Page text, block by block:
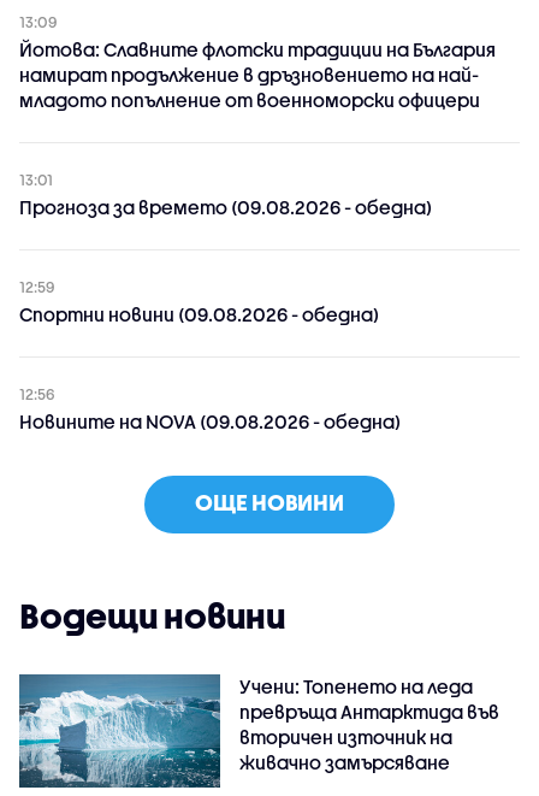
13:09
Йотова: Славните флотски традиции на България
намират продължение в дръзновението на най-
младото попълнение от военноморски офицери
13:01
Прогноза за времето (09.08.2026 - обедна)
12:59
Спортни новини (09.08.2026 - обедна)
12:56
Новините на NOVA (09.08.2026 - обедна)
ОЩЕ НОВИНИ
Водещи новини
Учени: Топенето на леда
превръща Антарктида във
вторичен източник на
живачно замърсяване